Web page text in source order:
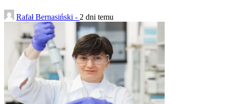
Rafał Bernasiński - 2 dni temu